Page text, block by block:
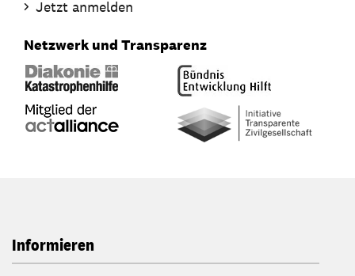
Jetzt anmelden
Netzwerk und Transparenz
Informieren